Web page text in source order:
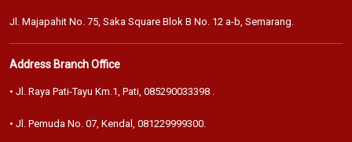
Jl. Majapahit No. 75, Saka Square Blok B No. 12 a-b, Semarang.
Address Branch Office
• Jl. Raya Pati-Tayu Km.1, Pati, 085290033398
• Jl. Pemuda No. 07, Kendal, 081229999300